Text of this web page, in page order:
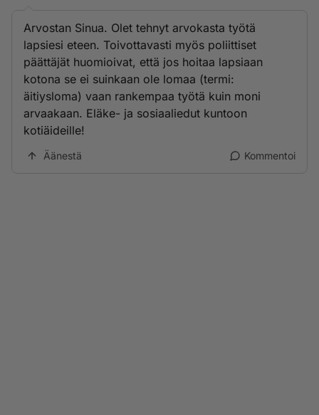
Arvostan Sinua. Olet tehnyt arvokasta työtä
lapsiesi eteen. Toivottavasti myös poliittiset
päättäjät huomioivat, että jos hoitaa lapsiaan
kotona se ei suinkaan ole lomaa (termi:
äitiysloma) vaan rankempaa työtä kuin moni
arvaakaan. Eläke- ja sosiaaliedut kuntoon
kotiäideille!
Äänestä Kommentoi